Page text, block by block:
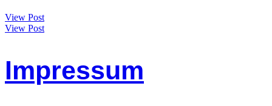
View Post
View Post
Impressum